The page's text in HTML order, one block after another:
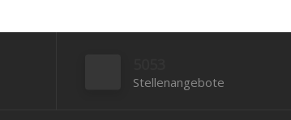
Stellenangebote